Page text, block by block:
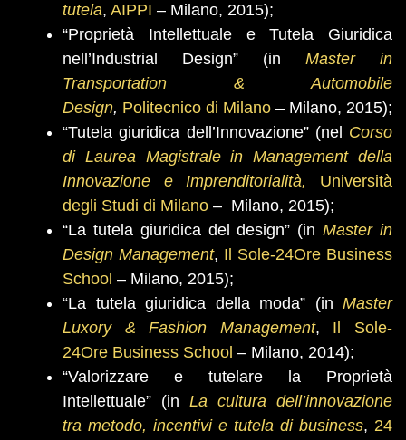
tutela, AIPPI – Milano, 2015);
“Proprietà Intellettuale e Tutela Giuridica
nell’Industrial Design” (in Master in
Transportation & Automobile
Design, Politecnico di Milano – Milano, 2015);
“Tutela giuridica dell’Innovazione” (nel Corso
di Laurea Magistrale in Management della
Innovazione e Imprenditorialità,
Università
degli Studi di Milano – Milano, 2015);
“La tutela giuridica del design” (inMaster in
Design Management, Il Sole-24Ore Business
School – Milano, 2015);
“La tutela giuridica della moda” (in Master
Luxory & Fashion Management, Il Sole-
24Ore Business School – Milano, 2014);
“Valorizzare e tutelare la Proprietà
Intellettuale” (in La cultura dell’innovazione
tra metodo, incentivi e tutela di business, 24